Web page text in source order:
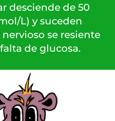
desciende de 50
L) y suceden
se resiente
de glucosa.